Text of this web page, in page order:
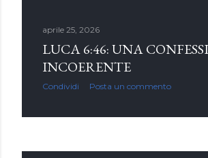
aprile 25, 2026
LUCA 6:46: UNA
INCOERENTE
Condividi Posta un commento